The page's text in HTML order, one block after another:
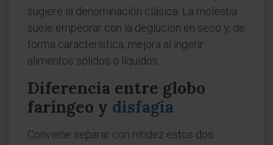
sugiere la denominación clásica. La molestia
suele empeorar con la deglución en seco y, de
forma característica, mejora al ingerir
alimentos sólidos o líquidos.
Diferencia entre globo
faríngeo y disfagia
Conviene separar con nitidez estos dos